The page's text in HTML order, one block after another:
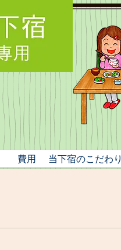
費用 当下宿のこだわり